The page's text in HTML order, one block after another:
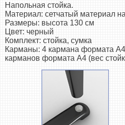
Напольная стойка.
Материал: сетчатый материал
Размеры: высота 130 см
Цвет: черный
Комплект: стойка, сумка
Карманы: 4 кармана формата А4
карманов формата А4 (вес